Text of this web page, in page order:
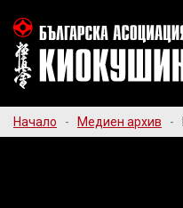
Начало - Медиен архив -